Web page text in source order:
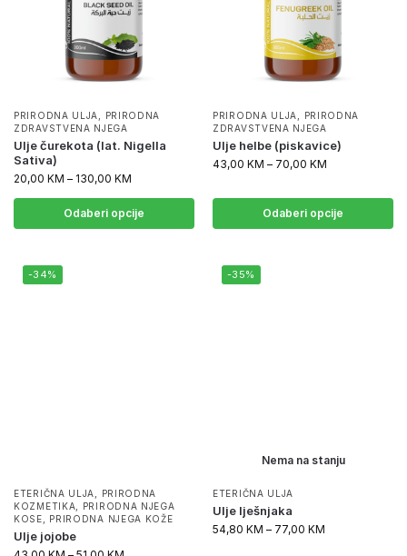
PRIRODNA ULJA
PRIRODNA
ZDRAVSTVENA NJEGA
Ulje čurekota (lat. Nigella
Sativa)
20,00 KM – 130,00 KM
Odaberi opcije
PRIRODNA ULJA
PRIRODNA
ZDRAVSTVENA NJEGA
Ulje helbe (piskavice)
43,00 KM – 70,00 KM
Odaberi opcije
-34%
ETERIČNA ULJA
PRIRODNA
KOZMETIKA
PRIRODNA NJEGA
KOSE
PRIRODNA NJEGA KOŽE
Ulje jojobe
-35%
Nema na stanju
ETERIČNA ULJA
Ulje lješnjaka
54,80 KM – 77,00 KM